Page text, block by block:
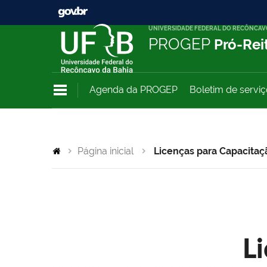
UNIVERSIDADE FEDERAL DO
PROGEP Pró-
Agenda da PROGEP Boletim de
Página inicial Licenças para